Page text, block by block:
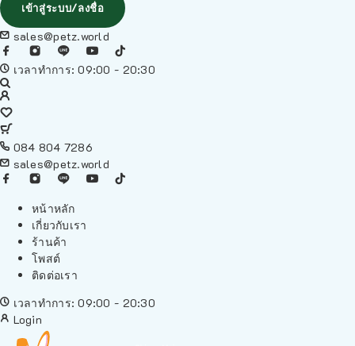
เข้าสู่ระบบ/ลงชื่อ
sales@petz.world
เวลาทำการ: 09:00 - 20:30
084 804 7286
sales@petz.world
หน้าหลัก
เกี่ยวกับเรา
ร้านค้า
โพสต์
ติดต่อเรา
เวลาทำการ: 09:00 - 20:30
Login